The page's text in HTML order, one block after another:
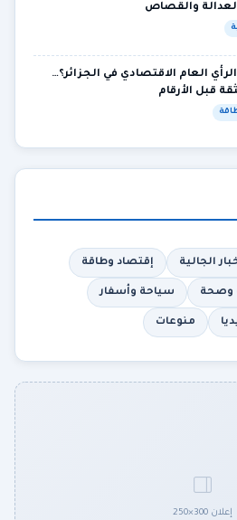
والقصاص
العام الاقتصادي في الجزائر؟…
قبل الأرقام
الجالية إقتصاد وطاقة
وصحة سياحة وأسفار
منوعات
إعلان 300×250